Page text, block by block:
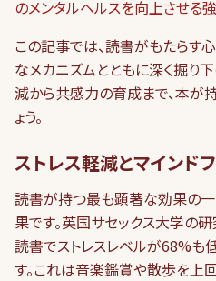
のメンタルヘルスを向上させる
この記事では、読書がもたらす
なメカニズムとともに深く掘り
減から共感力の育成まで、本が
ょう。
ストレス軽減とマインド
読書が持つ最も顕著な効果の一
果です。英国サセックス大学の
読書でストレスレベルが68%も
す。これは音楽鑑賞や散歩を上